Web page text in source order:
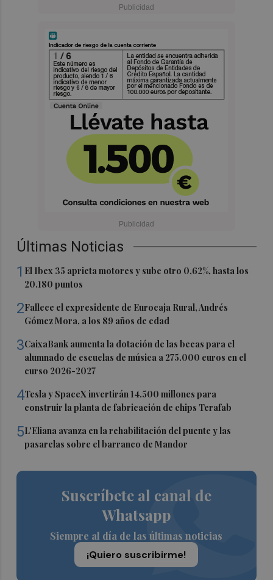
Últimas Noticias
1 El Ibex 35 aprieta motores y sube otro 0,62%, hasta los
20.180 puntos
2Fallece el expresidente de Eurocaja Rural, Andrés
Gómez Mora, a los 89 años de edad
3CaixaBank aumenta la dotación de las becas para el
alumnado de escuelas de música a 275.000 euros en el
curso 2026-2027
4Tesla y SpaceX invertirán 14.500 millones para
construir la planta de fabricación de chips Terafab
5L'Eliana avanza en la rehabilitación del puente y las
pasarelas sobre el barranco de Mandor
Suscríbete al canal de
Whatsapp
Siempre al día de las últimas noticias
¡Quiero suscribirme!